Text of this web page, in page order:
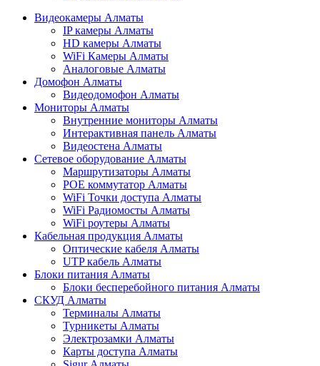
Видеокамеры Алматы
IP камеры Алматы
HD камеры Алматы
WiFi Камеры Алматы
Аналоговые Алматы
Домофон Алматы
Видеодомофон Алматы
Мониторы Алматы
Внутренние мониторы Алматы
Интерактивная панель Алматы
Видеостена Алматы
Сетевое оборудование Алматы
Маршрутизаторы Алматы
POE коммутатор Алматы
WiFi Точки доступа Алматы
WiFi Радиомосты Алматы
WiFi роутеры Алматы
Кабельная продукция Алматы
Оптические кабеля Алматы
UTP кабель Алматы
Блоки питания Алматы
Блоки бесперебойного питания Алматы
СКУД Алматы
Терминалы Алматы
Турникеты Алматы
Электрозамки Алматы
Карты доступа Алматы